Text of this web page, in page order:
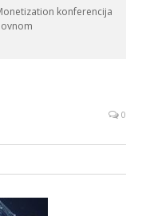
konferencija
0